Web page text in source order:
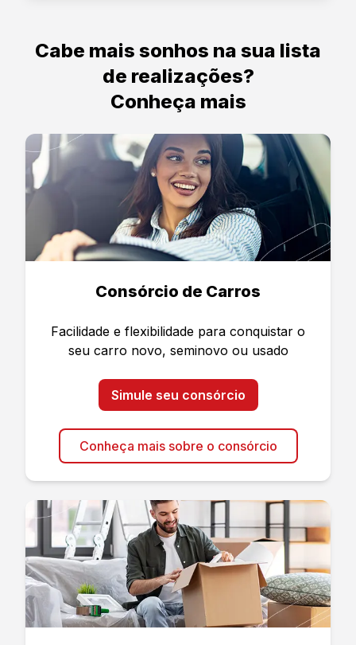
Cabe mais sonhos na sua lista
de realizações?
Conheça mais
Consórcio de Carros
Facilidade e flexibilidade para conquistar o
seu carro novo, seminovo ou usado
Simule seu consórcio
Conheça mais sobre o consórcio